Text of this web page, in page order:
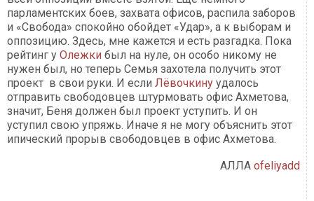
парламентских боев, захвата офисов, распила заборов
и «Свобода» спокойно обойдет «Удар», а к выборам и
оппозицию. Здесь, мне кажется и есть разгадка. Пока
рейтинг у Олежки был на нуле, он особо никому не
нужен был, но теперь Семья захотела получить этот
проект в свои руки. И если Лёвочкину удалось
отправить свободовцев штурмовать офис Ахметова,
значит, Беня должен был проект уступить. И он
уступил свою упряжь. Иначе я не могу объяснить этот
ипический прорыв свободовцев в офис Ахметова.
АЛЛАofeliyadd